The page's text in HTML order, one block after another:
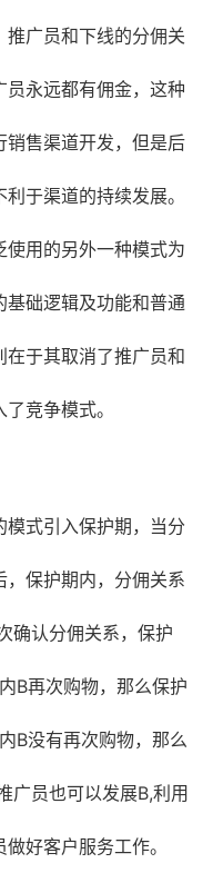
广员和下线的分佣关
永远都有佣金，这种
销售渠道开发，但是后
于渠道的持续发展。
用的另外一种模式为
础逻辑及功能和普通
于其取消了推广员和
竞争模式。
式引入保护期，当分
保护期内，分佣关系
确认分佣关系，保护
B再次购物，那么保护
B没有再次购物，那么
广员也可以发展B,利用
好客户服务工作。